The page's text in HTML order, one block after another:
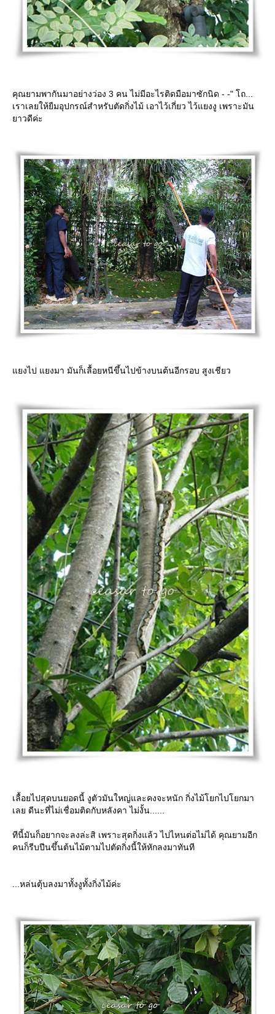
คุณยามพากันมาอย่างว่อง 3 คน ไม่มีอะไรติดมือมาซักนิด - -" โถ...
เราเลยให้ยืมอุปกรณ์สำหรับตัดกิ่งไม้ เอาไว้เกี่ยว ไว้แยงงู เพราะมัน
าวดีค่ะ
งไป แยงมา มันก็เลื้อยหนีขึ้นไปข้างบนต้นอีกรอบ สูงเชียว
เลื้อยไปสุดบนยอดนี้ งูตัวมันใหญ่และคงจะหนัก กิ่งไม้โยกไปโยกมา
เลย ดีนะที่ไม่เชื่อมติดกับหลังคา ไม่งั้น......
ทีนี้มันก็อยากจะลงล่ะสิ เพราะสุดกิ่งแล้ว ไปไหนต่อไม่ได้ คุณยามอีก
คนก็รีบปีนขึ้นต้นไม้ตามไปตัดกิ่งนี้ให้หักลงมาทันที
...หล่นตุ้บลงมาทั้งงูทั้งกิ่งไม้ค่ะ